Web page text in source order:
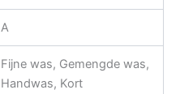
A
Fijne was, Gemengde was,
Handwas, Kort